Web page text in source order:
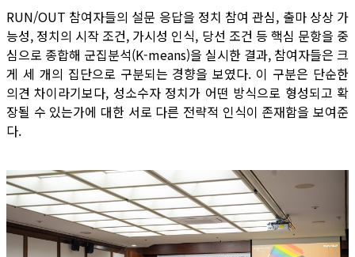
RUN/OUT 참여자들의 설문 응답을 정치 참여 관심, 출마 상상 가
능성, 정치의 시작 조건, 가시성 인식, 당선 조건 등 핵심 문항을 중
심으로 종합해 군집분석(K-means)을 실시한 결과, 참여자들은 크
게 세 개의 집단으로 구분되는 경향을 보였다. 이 구분은 단순한
의견 차이라기보다, 성소수자 정치가 어떤 방식으로 형성되고 확
장될 수 있는가에 대한 서로 다른 전략적 인식이 존재함을 보여준
다.